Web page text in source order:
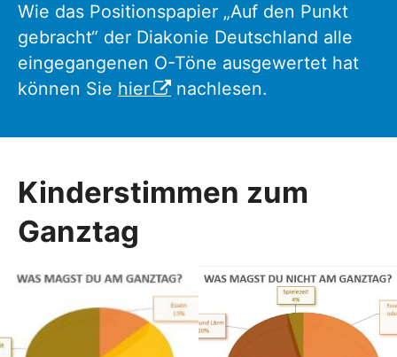
Wie das Positionspapier „Auf den Punkt
gebracht“ der Diakonie Deutschland alle
eingegangenen O-Töne ausgewertet hat
können Sie hier nachlesen.
Kinderstimmen zum
Ganztag